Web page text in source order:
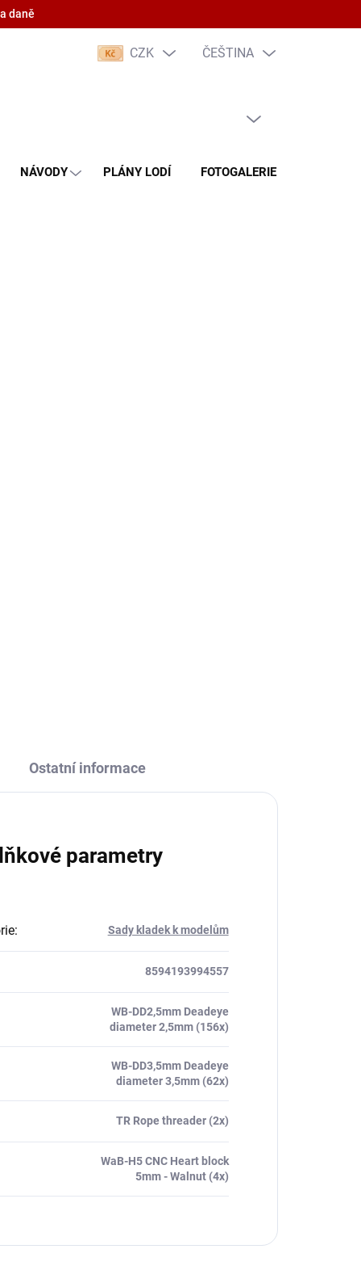
CZK ČEŠTINA
NÁVODY PLÁNY LODÍ FOTOGALERIE
lanoví pro model lodi.
Ostatní informace
parametry
: Sady kladek k modelům
8594193994557
WB-DD2,5mm Deadeye
diameter 2,5mm (156x)
WB-DD3,5mm Deadeye
diameter 3,5mm (62x)
TR Rope threader (2x)
WaB-H5 CNC Heart block
5mm - Walnut (4x)
daně